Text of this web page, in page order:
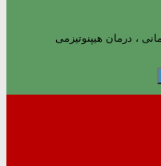
، درمان هیپنوتیزمی